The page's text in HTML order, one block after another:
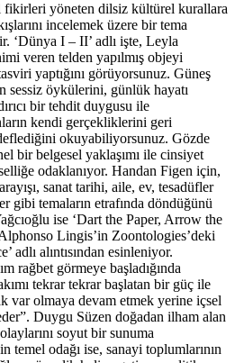
fikirleri yöneten dilsiz kültürel kurallara
incelemek üzere bir tema
‘Dünya I – II’ adlı işte, Leyla
veren telden yapılmış objeyi
yaptığını görüyorsunuz. Güneş
sessiz öykülerini, günlük hayatı
bir tehdit duygusu ile
kendi gerçekliklerini geri
okuyabiliyorsunuz. Gözde
bir belgesel yaklaşımı ile cinsiyet
odaklanıyor. Handan Figen için,
sanat tarihi, aile, ev, tesadüfler
gibi temaların etrafında döndüğünü
ise ‘Dart the Paper, Arrow the
Alphonso Lingis’in Zoontologies’deki
adlı alıntısından esinleniyor.
rağbet görmeye başladığında
tekrar tekrar başlatan bir güç ile
var olmaya devam etmek yerine içsel
Duygu Süzen doğadan ilham alan
soyut bir sunuma
temel odağı ise, sanayi toplumlarının